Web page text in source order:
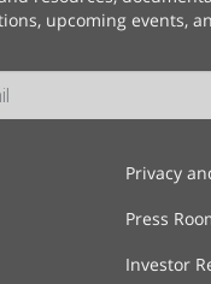
upcoming events,
Privacy
Press
Investor